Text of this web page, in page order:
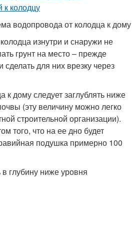
водопровода от колодца к дому
изнутри и снаружи не
грунт на место – прежде
для них врезку через
к дому следует заглублять ниже
(эту величину можно легко
строительной организации).
того, что на ее дно будет
подушка примерно 100
глубину ниже уровня